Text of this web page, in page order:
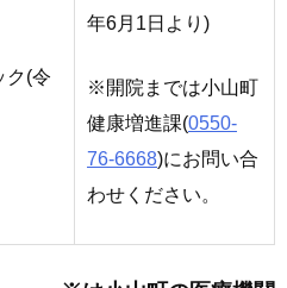
ク(令
年6月1日より)
※開院までは小山町
健康増進課(0550-
76-6668)にお問い合
わせください。